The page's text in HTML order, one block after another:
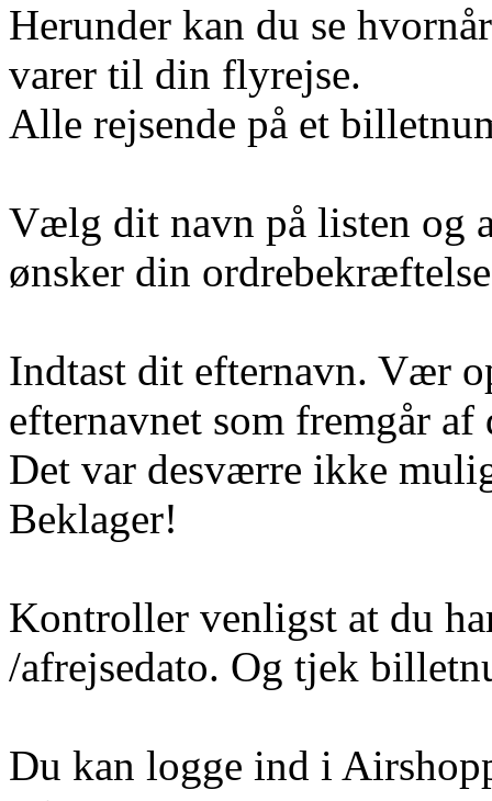
Herunder kan du se
varer til din flyrejse.
Alle rejsende på et
Vælg dit navn på listen og
ønsker din
Indtast dit efternavn. Vær
efternavnet som fremgår
Det var desværre ikke
Beklager!
Kontroller venligst at du
/afrejsedato. Og tjek
Du kan logge ind i